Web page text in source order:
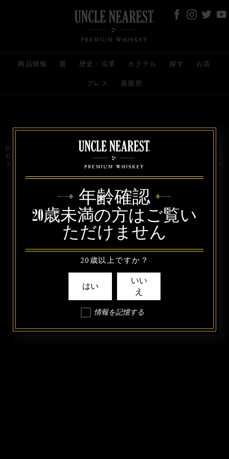
商品情報 賞 歴史・沿革 カクテル 探す お店
プレス 蒸留所
お問い合わせ 代理店 規約と条件
プライバシー
Uncle Nearest Premium Whiskey is wholly and independently owned by Uncle Nearest, Inc.
UNCLE NEAREST, THE BEST WHISKEY MAKER THE WORLD NEVER KNEW,
NATHAN GREEN, NEAREST GREEN, and DRINK HONORABLY are trademarks of
年齢確認
20歳未満の方はご覧い
ただけません
20歳以上ですか？
はい
いい
え
情報を記憶する